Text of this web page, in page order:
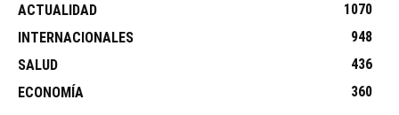
ACTUALIDAD
1070
INTERNACIONALES
948
SALUD
436
ECONOMÍA
360